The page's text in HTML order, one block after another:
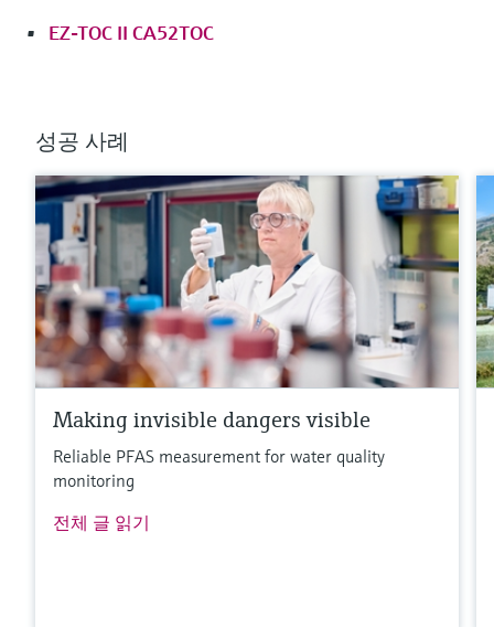
EZ-TOC II CA52TOC
성공 사례
Making invisible dangers visible
Reliable PFAS measurement for water quality
monitoring
전체 글 읽기